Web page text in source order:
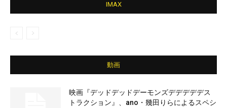
IMAX
動画
映画『デッドデッドデーモンズデデデデデス
トラクション』、ano・幾田りらによるスペシ